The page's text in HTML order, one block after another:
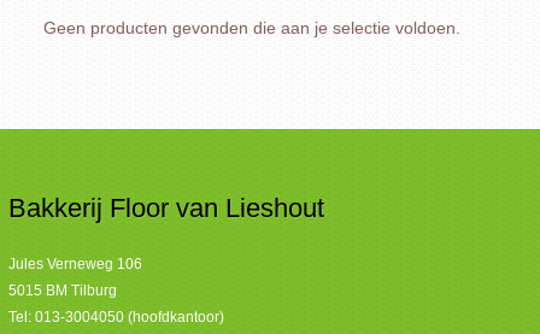
Geen producten gevonden die aan je selectie voldoen.
Bakkerij Floor van Lieshout
Jules Verneweg 106
5015 BM Tilburg
Tel: 013-3004050 (hoofdkantoor)